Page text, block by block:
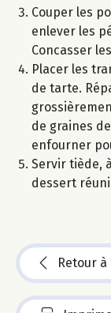
Couper les
enlever les
Concasser
Placer les
de tarte.
de graines
enfourner
Servir tiède,
dessert
Retour à